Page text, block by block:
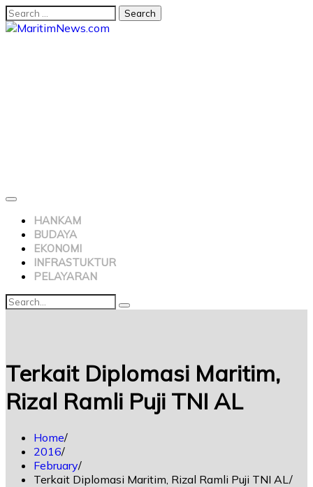
HANKAM
BUDAYA
EKONOMI
INFRASTUKTUR
PELAYARAN
Terkait Diplomasi Maritim,
Rizal Ramli Puji TNI AL
Home
2016
February
Terkait Diplomasi Maritim, Rizal Ramli Puji TNI AL